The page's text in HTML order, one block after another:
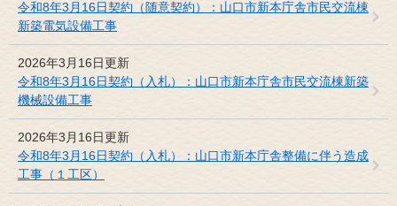
令和8年3月16日契約（随意契約）：山口市新本庁舎市民交流棟
新築電気設備工事
2026年3月16日更新
令和8年3月16日契約（入札）：山口市新本庁舎市民交流棟新築
機械設備工事
2026年3月16日更新
令和8年3月16日契約（入札）：山口市新本庁舎整備に伴う造成
工事（１工区）